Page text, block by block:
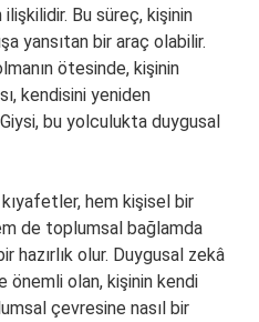
Bu süreç, kişinin
yansıtan bir araç olabilir.
ötesinde, kişinin
kendisini yeniden
bu yolculukta duygusal
hem kişisel bir
de toplumsal bağlamda
hazırlık olur. Duygusal zekâ
önemli olan, kişinin kendi
çevresine nasıl bir